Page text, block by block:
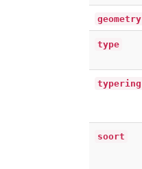
geometry
type
typering
soort